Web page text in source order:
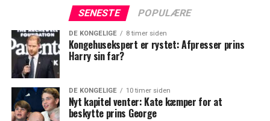
SENESTE POPULÆRE
DE KONGELIGE 8 timer siden
Kongehusekspert er rystet: Afpresser prins
Harry sin far?
DE KONGELIGE 10 timer siden
Nyt kapitel venter: Kate kæmper for at
beskytte prins George